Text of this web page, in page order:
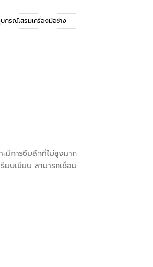
กรณ์เสริมเครื่องมือช่าง
ะมีการซึมลึกที่ไม่สูงมาก
ยบเนียน สามารถเชื่อม